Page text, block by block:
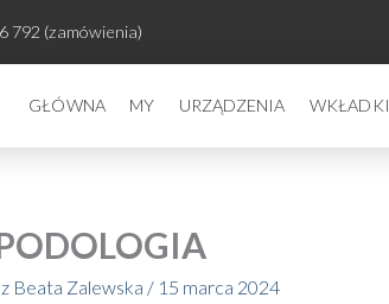
792 (zamówienia)
GŁÓWNA MY URZĄDZENIA WKŁADKI
Beata Zalewska / 15 marca 2024